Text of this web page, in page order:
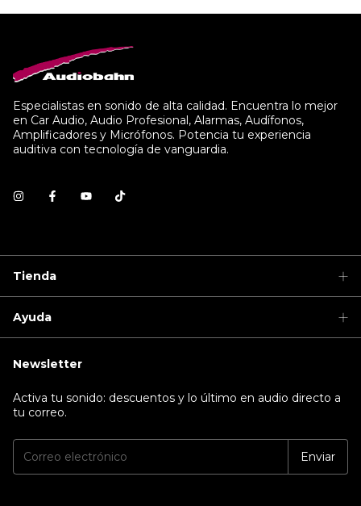
Especialistas en sonido de alta calidad. Encuentra lo mejor
en Car Audio, Audio Profesional, Alarmas, Audífonos,
Amplificadores y Micrófonos. Potencia tu experiencia
auditiva con tecnología de vanguardia.
Tienda
Ayuda
Newsletter
Activa tu sonido: descuentos y lo último en audio directo a
tu correo.